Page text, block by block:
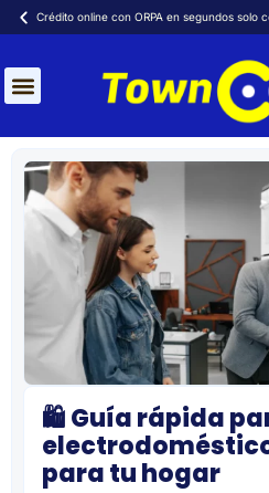
Crédito online con ORPA en segundos solo
🛍️ Guía rápida
para tu hogar